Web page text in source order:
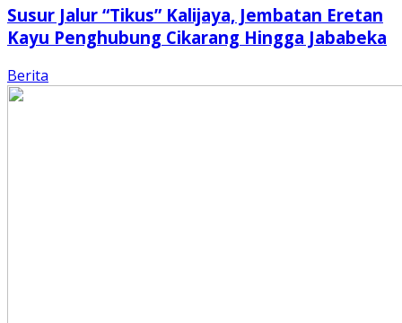
Susur Jalur “Tikus” Kalijaya, Jembatan Eretan
Kayu Penghubung Cikarang Hingga Jababeka
Berita